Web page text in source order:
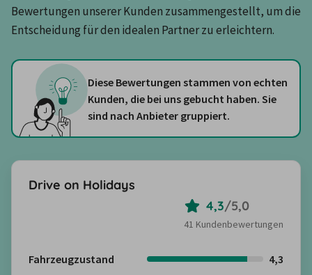
Bewertungen unserer Kunden zusammengestellt, um die
Entscheidung für den idealen Partner zu erleichtern.
Diese Bewertungen stammen von echten
Kunden, die bei uns gebucht haben. Sie
sind nach Anbieter gruppiert.
Drive on Holidays
4,3/5,0
41 Kundenbewertungen
Fahrzeugzustand
4,3